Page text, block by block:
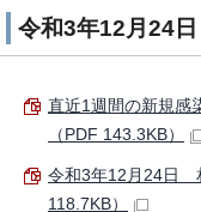
令和3年12月24
直近1週間の新規感
（PDF 143.3KB）
令和3年12月24日
118.7KB）